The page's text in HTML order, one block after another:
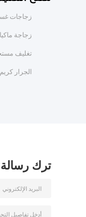
زجاجات
زجاجة
تغليف
الجرار
ترك رسالة